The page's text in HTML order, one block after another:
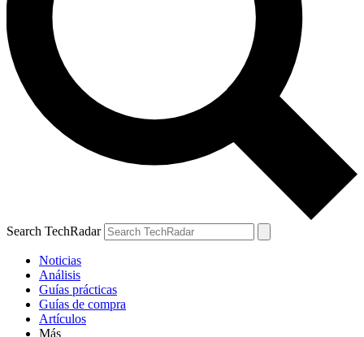
Search TechRadar
Noticias
Análisis
Guías prácticas
Guías de compra
Artículos
Más